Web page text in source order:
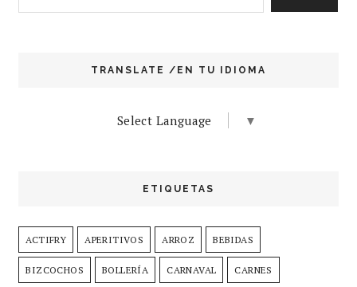
TRANSLATE /EN TU IDIOMA
Select Language ▼
ETIQUETAS
ACTIFRY APERITIVOS ARROZ BEBIDAS
BIZCOCHOS BOLLERÍA CARNAVAL CARNES